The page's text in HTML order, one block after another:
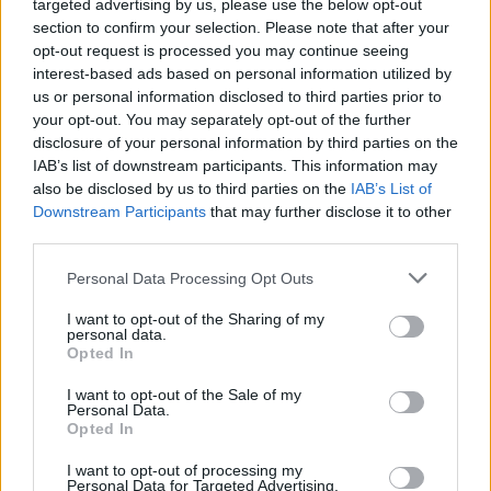
targeted advertising by us, please use the below opt-out
section to confirm your selection. Please note that after your
opt-out request is processed you may continue seeing
interest-based ads based on personal information utilized by
us or personal information disclosed to third parties prior to
your opt-out. You may separately opt-out of the further
disclosure of your personal information by third parties on the
IAB’s list of downstream participants. This information may
also be disclosed by us to third parties on the IAB’s List of
Downstream Participants that may further disclose it to other
Please note that this website/app uses one or more Google
not limited to your visit or usage behaviour. You may click to
grant or deny consent to Google and its third-party tags to
use your data for below specified purposes in below Google
consent section.
Personal Data Processing Opt Outs
I want to opt-out of the Sharing of my
personal data.
Opted In
I want to opt-out of the Sale of my
Personal Data.
Opted In
I want to opt-out of processing my
Personal Data for Targeted Advertising.
υπέβαλλε άμεσα, έγκληση κατά παντός υπευθύνου
για κλοπή και φθορά ξένης ιδιοκτησίας για ποινικά
κολάσιμες πράξεις. Έκτοτε, οι Αρμόδιες
Αστυνομικές Αρχές διερευνούν το συγκεκριμένο
περιστατικό».
Αίτημα να σφραγιστεί το σπίτι
Υπενθυμίζεται ότι το γραφείο του δικηγόρου,
Δημήτρη Χατζημιχάλη, κατέθεσε αίτηση στο
ηθοποιού προκειμένου να καταγραφεί η κινητή της
περιουσία. Όπως έχει γίνει γνωστό, η ακίνητη
περιουσία και το σπίτι της ανήκουν πλέον στο
Χαμόγελο του Παιδιού.
Σύμφωνα με δημοσίευμα της εφημερίδας